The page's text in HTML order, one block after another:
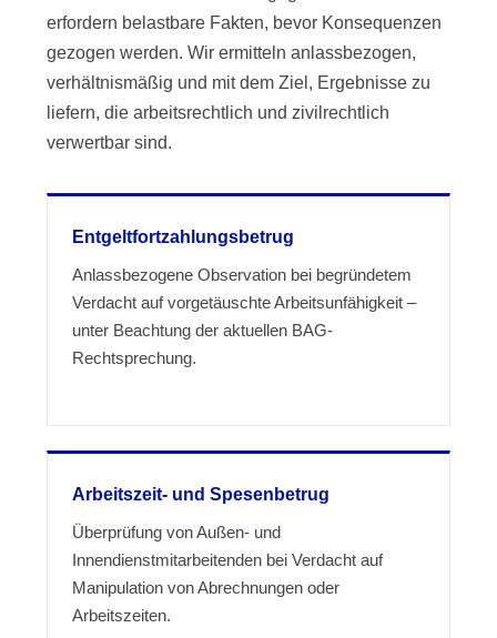
erfordern belastbare Fakten, bevor Konsequenzen
gezogen werden. Wir ermitteln anlassbezogen,
verhältnismäßig und mit dem Ziel, Ergebnisse zu
liefern, die arbeitsrechtlich und zivilrechtlich
verwertbar sind.
Entgeltfortzahlungsbetrug
Anlassbezogene Observation bei begründetem
Verdacht auf vorgetäuschte Arbeitsunfähigkeit –
unter Beachtung der aktuellen BAG-
Rechtsprechung.
Arbeitszeit- und Spesenbetrug
Überprüfung von Außen- und
Innendienstmitarbeitenden bei Verdacht auf
Manipulation von Abrechnungen oder
Arbeitszeiten.